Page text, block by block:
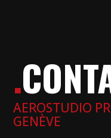
.
AEROSTUDIO
GENÈVE